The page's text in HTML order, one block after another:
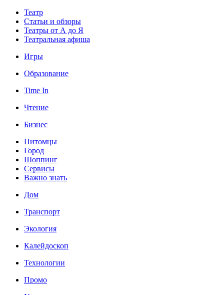
Театр
Статьи и обзоры
Театры от А до Я
Театральная афиша
Игры
Образование
Time In
Чтение
Бизнес
Питомцы
Город
Шоппинг
Сервисы
Важно знать
Дом
Транспорт
Экология
Калейдоскоп
Технологии
Промо